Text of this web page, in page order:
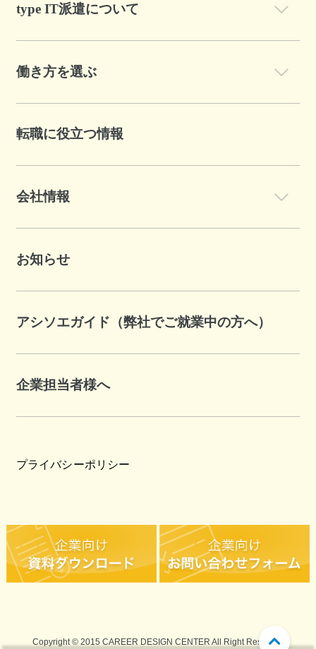
type IT派遣について
働き方を選ぶ
転職に役立つ情報
会社情報
お知らせ
アシソエガイド（弊社でご就業中の方へ）
企業担当者様へ
プライバシーポリシー
Copyright ©︎ 2015 CAREER DESIGN CENTER All Right Reserved